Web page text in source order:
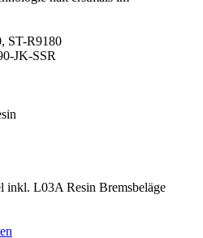
ST-R9180
JK-SSR
inkl. L03A Resin Bremsbeläge